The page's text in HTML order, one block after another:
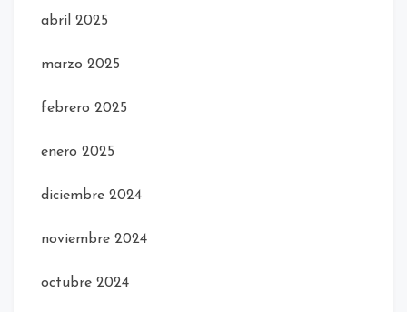
abril 2025
marzo 2025
febrero 2025
enero 2025
diciembre 2024
noviembre 2024
octubre 2024